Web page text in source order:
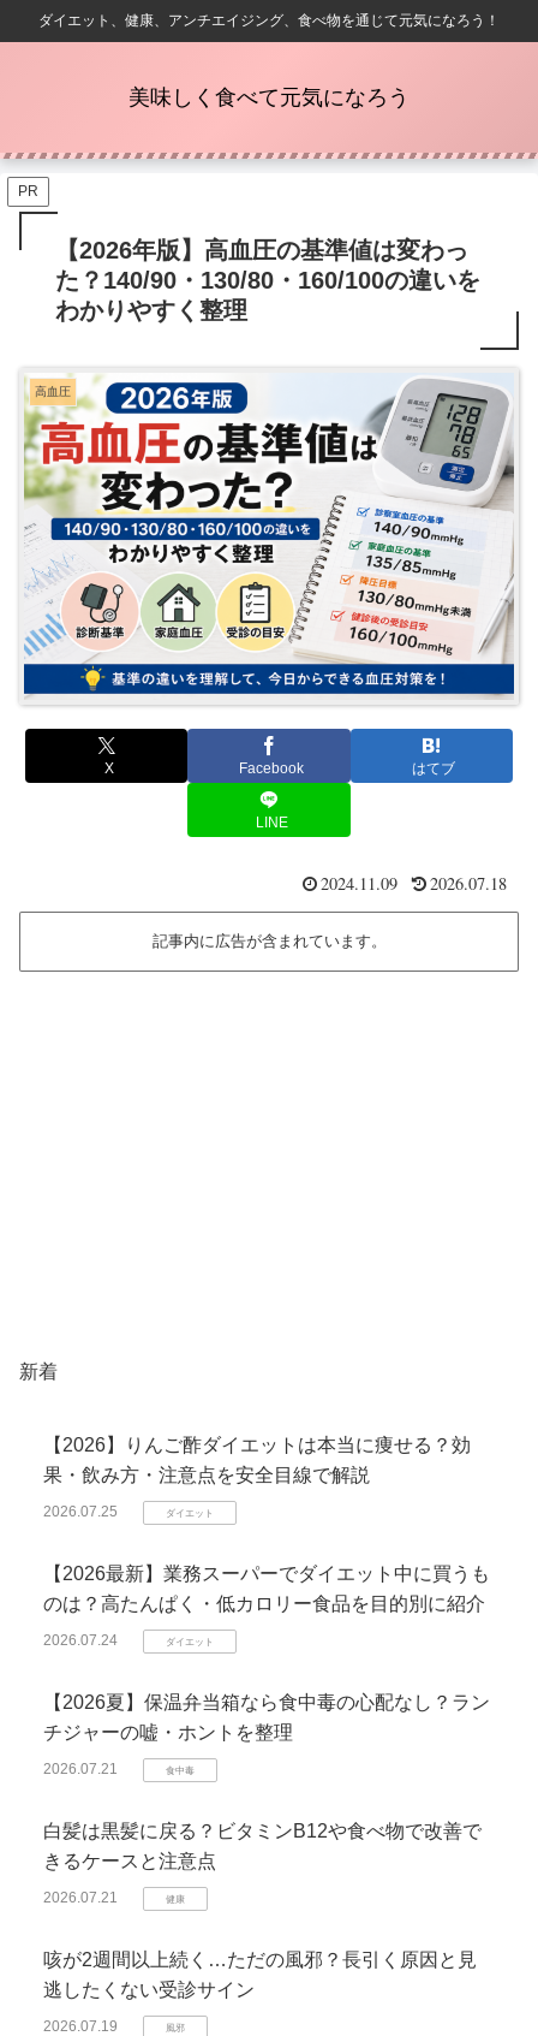
ダイエット、健康、アンチエイジング、食べ物を通じて元気になろう！
美味しく食べて元気になろう
PR
【2026年版】高血圧の基準値は変わっ
た？140/90・130/80・160/100の違いを
わかりやすく整理
高血圧
X Facebook はてブ
LINE
2024.11.09 2026.07.18
記事内に広告が含まれています。
新着
【2026】りんご酢ダイエットは本当に痩せる？効
果・飲み方・注意点を安全目線で解説
2026.07.25 ダイエット
【2026最新】業務スーパーでダイエット中に買うも
のは？高たんぱく・低カロリー食品を目的別に紹介
2026.07.24 ダイエット
【2026夏】保温弁当箱なら食中毒の心配なし？ラン
チジャーの嘘・ホントを整理
2026.07.21 食中毒
白髪は黒髪に戻る？ビタミンB12や食べ物で改善で
きるケースと注意点
2026.07.21 健康
咳が2週間以上続く…ただの風邪？長引く原因と見
逃したくない受診サイン
2026.07.19 風邪